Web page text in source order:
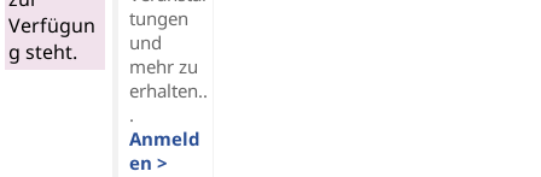
Verfügun
g steht.
tungen
und
mehr zu
erhalten..
.
Anmeld
en >